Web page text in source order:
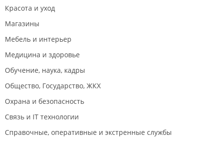
Красота и уход
Магазины
Мебель и интерьер
Медицина и здоровье
Обучение, наука, кадры
Общество, Государство, ЖКХ
Охрана и безопасность
Связь и IT технологии
Справочные, оперативные и экстренные службы